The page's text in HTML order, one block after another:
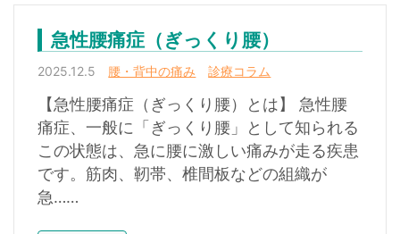
急性腰痛症（ぎっくり腰）
2025.12.5 腰・背中の痛み 診療コラム
【急性腰痛症（ぎっくり腰）とは】 急性腰
痛症、一般に「ぎっくり腰」として知られる
この状態は、急に腰に激しい痛みが走る疾患
です。筋肉、靭帯、椎間板などの組織が
急……